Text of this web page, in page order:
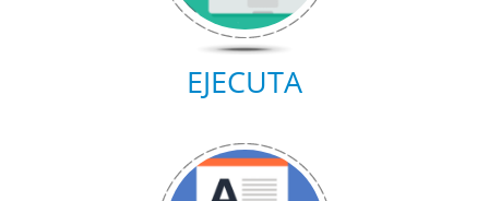
EJECUTA